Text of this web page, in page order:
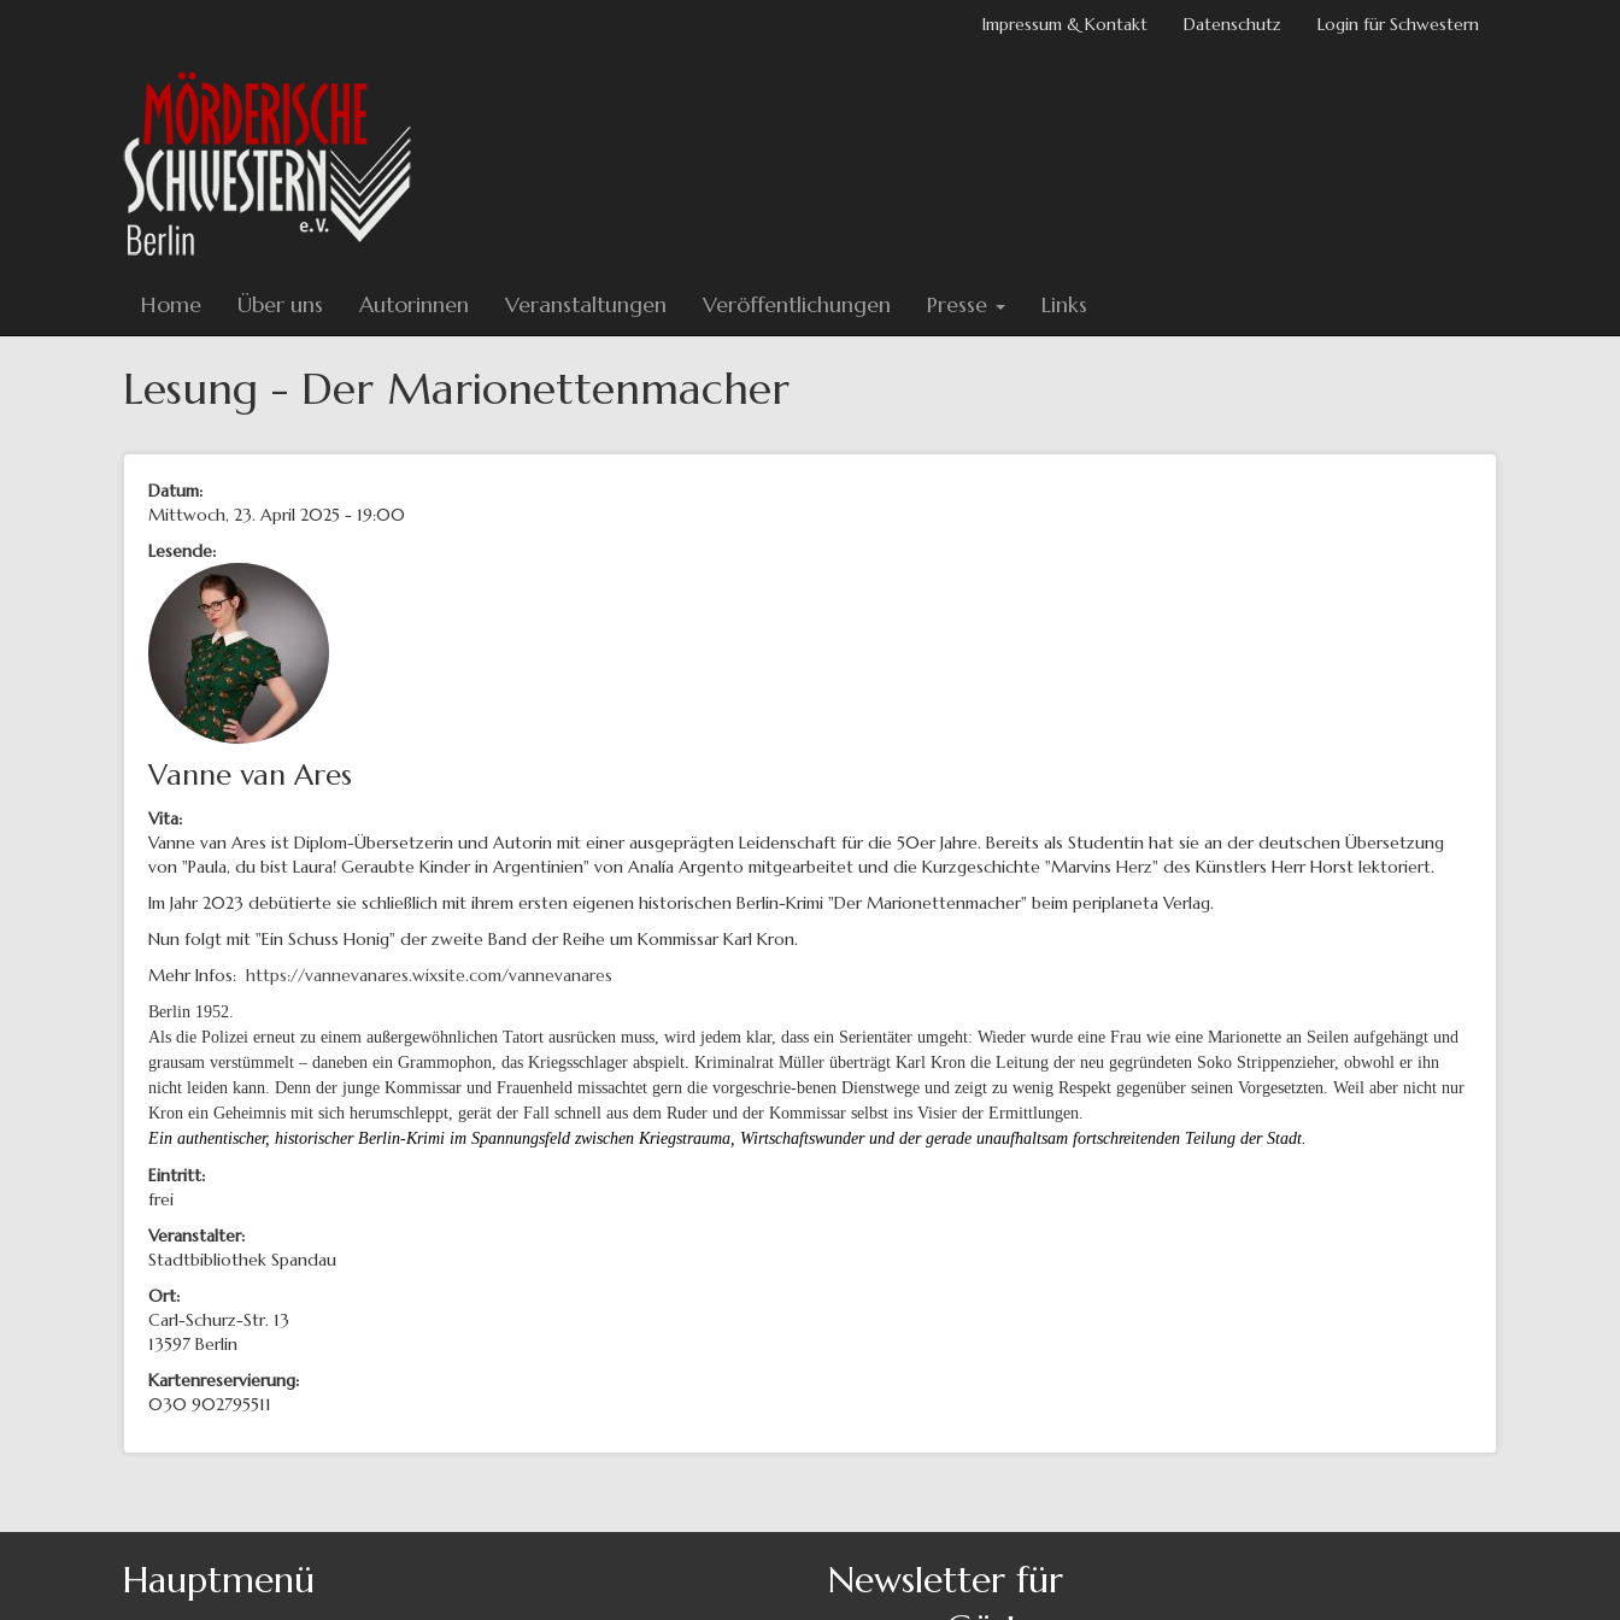
Impressum & Kontakt Datenschutz Login für Schwestern
Home Über uns Autorinnen Veranstaltungen Veröffentlichungen Presse Links
Lesung - Der Marionettenmacher
Datum:
Mittwoch, 23. April 2025 - 19:00
Lesende:
Vanne van Ares
Vita:
Vanne van Ares ist Diplom-Übersetzerin und Autorin mit einer ausgeprägten Leidenschaft für die 50er Jahre. Bereits als Studentin hat sie an der deutschen Übersetzung
von "Paula, du bist Laura! Geraubte Kinder in Argentinien" von Analía Argento mitgearbeitet und die Kurzgeschichte "Marvins Herz" des Künstlers Herr Horst lektoriert.
Im Jahr 2023 debütierte sie schließlich mit ihrem ersten eigenen historischen Berlin-Krimi "Der Marionettenmacher" beim periplaneta Verlag.
Nun folgt mit "Ein Schuss Honig" der zweite Band der Reihe um Kommissar Karl Kron.
Mehr Infos: https://vannevanares.wixsite.com/vannevanares
Berlin 1952.
Als die Polizei erneut zu einem außergewöhnlichen Tatort ausrücken muss, wird jedem klar, dass ein Serientäter umgeht: Wieder wurde eine Frau wie eine Marionette an Seilen aufgehängt und
grausam verstümmelt – daneben ein Grammophon, das Kriegsschlager abspielt. Kriminalrat Müller überträgt Karl Kron die Leitung der neu gegründeten Soko Strippenzieher, obwohl er ihn
nicht leiden kann. Denn der junge Kommissar und Frauenheld missachtet gern die vorgeschrie-benen Dienstwege und zeigt zu wenig Respekt gegenüber seinen Vorgesetzten. Weil aber nicht nur
Kron ein Geheimnis mit sich herumschleppt, gerät der Fall schnell aus dem Ruder und der Kommissar selbst ins Visier der Ermittlungen.
Ein authentischer, historischer Berlin-Krimi im Spannungsfeld zwischen Kriegstrauma, Wirtschaftswunder und der gerade unaufhaltsam fortschreitenden Teilung der Stadt.
Eintritt:
frei
Veranstalter:
Stadtbibliothek Spandau
Ort:
Carl-Schurz-Str. 13
13597 Berlin
Kartenreservierung:
030 902795511
Hauptmenü
Newsletter für